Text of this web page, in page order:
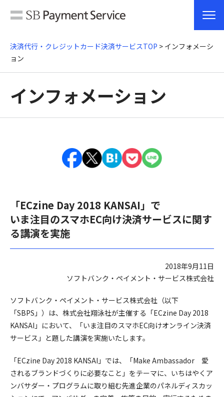
決済代行・クレジットカード決済サービスTOP > インフォメーシ
ョン
インフォメーション
「ECzine Day 2018 KANSAI」で
いま注目のスマホEC向け決済サービスに関す
る講演を実施
2018年9月11日
ソフトバンク・ペイメント・サービス株式会社
ソフトバンク・ペイメント・サービス株式会社（以下
「SBPS」）は、株式会社翔泳社が主催する「ECzine Day 2018
KANSAI」において、「いま注目のスマホEC向けオンライン決済
サービス」と題した講演を実施いたします。
「ECzine Day 2018 KANSAI」では、「Make Ambassador 愛
されるブランドづくりに必要なこと」をテーマに、いちはやくア
ンバサダー・プログラムに取り組む先進企業のパネルディスカッ